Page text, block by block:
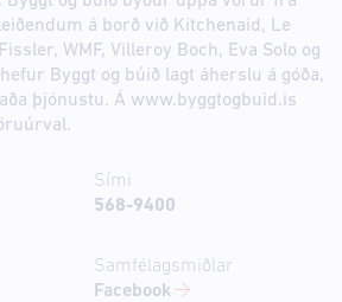
á borð við Kitchenaid, Le
WMF, Villeroy Boch, Eva Solo og
Byggt og búið lagt áherslu á góða,
þjónustu. Á www.byggtogbuid.is
Sími
568-9400
Samfélagsmiðlar
Facebook